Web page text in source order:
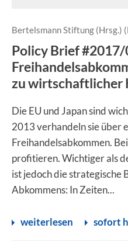
Bertelsmann Stiftung (Hrsg.)
Policy Brief #2017/
zu wirtschaftlicher
Die EU und Japan sind
2013 verhandeln sie über
Freihandelsabkommen.
profitieren. Wichtiger als
ist jedoch die strategische
Abkommens: In Zeiten...
weiterlesen sofort